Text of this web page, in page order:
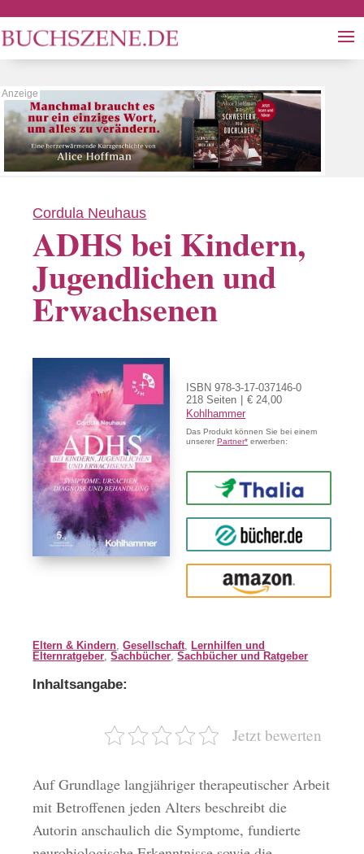
Cordula Neuhaus
ADHS bei Kindern,
Jugendlichen und
Erwachsenen
ISBN 978-3-17-037146-0
218 Seiten
€ 24,00
Kohlhammer
Das Produkt können Sie bei einem
unsererPartner* erwerben:
Thalia
buecher.de
Amazon
Eltern & Kindern,Gesellschaft, Lernhilfen und
Elternratgeber,Sachbücher,Sachbücher und Ratgeber
Inhaltsangabe:
Jetzt bewerten
Auf Grundlage langjähriger therapeutischer Arbeit
mit Betroffenen jeden Alters beschreibt die
Autorin anschaulich die Symptome, fundierte